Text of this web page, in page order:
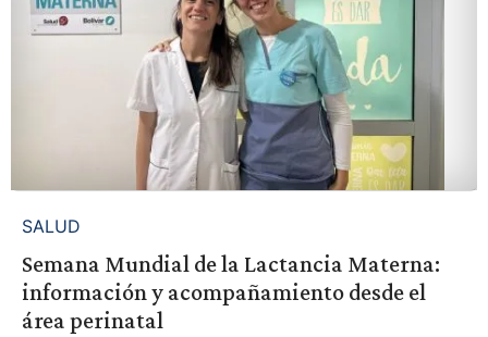
SALUD
Semana Mundial de la Lactancia Materna:
información y acompañamiento desde el
área perinatal